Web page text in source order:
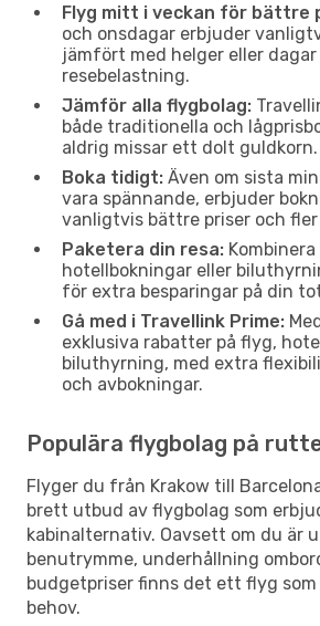
Flyg mitt i veckan för bättre
och onsdagar erbjuder
jämfört med helger eller dagar
resebelastning.
Jämför alla flygbolag:
både traditionella och
aldrig missar ett dolt guldkorn.
Boka tidigt: Även om sista
vara spännande, erbjuder
vanligtvis bättre priser och
Paketera din resa:
hotellbokningar eller
för extra besparingar på din
Gå med i Travellink Prime:
exklusiva rabatter på flyg,
biluthyrning, med extra
och avbokningar.
Populära flygbolag på
Flyger du från Krakow till
brett utbud av flygbolag som
kabinalternativ. Oavsett om du är
benutrymme, underhållning
budgetpriser finns det ett flyg
behov.